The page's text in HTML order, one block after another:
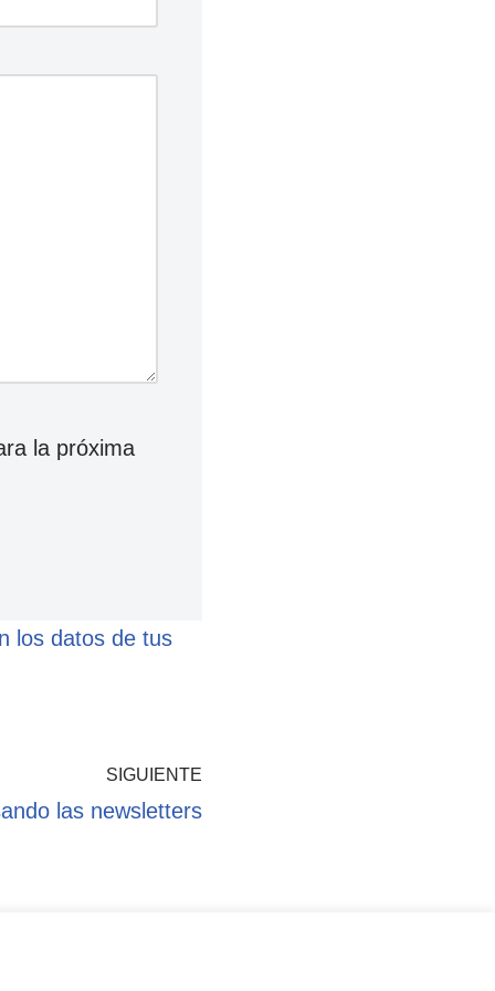
la próxima
los datos de tus
SIGUIENTE
las newsletters